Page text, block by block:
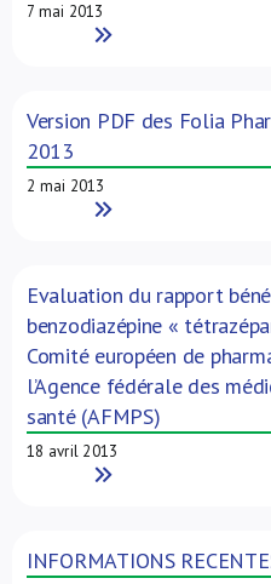
7 mai 2013
Read More
Version PDF des Folia
2013
2 mai 2013
Read More
Evaluation du rapport
benzodiazépine «
Comité européen de
l’Agence fédérale des
santé (AFMPS)
18 avril 2013
Read More
INFORMATIONS